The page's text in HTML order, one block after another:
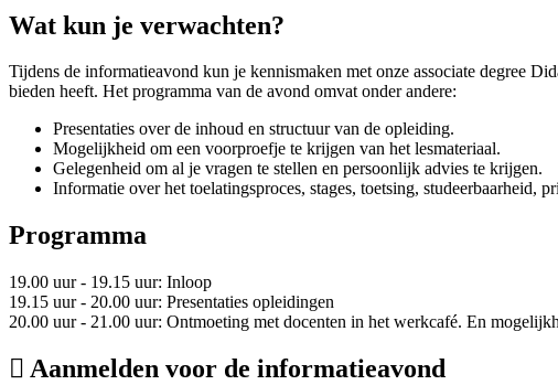
Wat kun je verwachten?
Tijdens de informatieavond kun je kennismaken met onze associate degree
bieden heeft. Het programma van de avond omvat onder andere:
Presentaties over de inhoud en structuur van de opleiding.
Mogelijkheid om een voorproefje te krijgen van het lesmateriaal.
Gelegenheid om al je vragen te stellen en persoonlijk advies te krijgen.
Informatie over het toelatingsproces, stages, toetsing,
Programma
19.00 uur - 19.15 uur: Inloop
19.15 uur - 20.00 uur: Presentaties opleidingen
20.00 uur - 21.00 uur: Ontmoeting met docenten in het werkcafé. En
Aanmelden voor de informatieavond